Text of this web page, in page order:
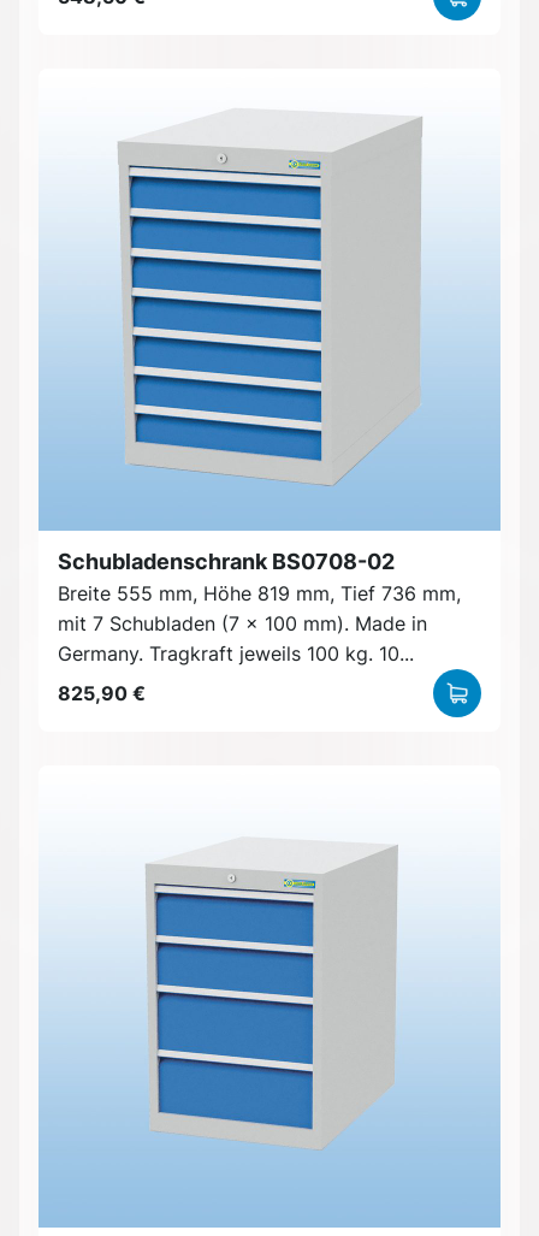
Schubladenschrank BS0708-02
Breite 555 mm, Höhe 819 mm, Tief 736 mm,
mit 7 Schubladen (7 x 100 mm). Made in
Germany. Tragkraft jeweils 100 kg. 10...
825,90 €